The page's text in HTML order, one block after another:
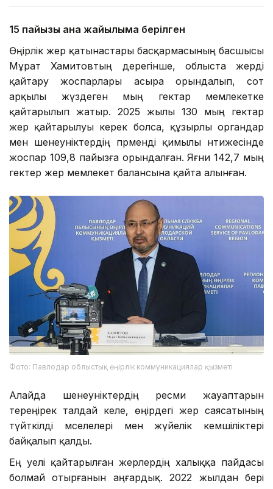
15 пайызы ғана жайылымға берілген
Өңірлік жер қатынастары басқармасының басшысы
Мұрат Хамитовтың дерегінше, облыста жерді
қайтару жоспарлары асыра орындалып, сот
арқылы жүздеген мың гектар мемлекетке
қайтарылып жатыр. 2025 жылы 130 мың гектар
жер қайтарылуы керек болса, құзырлы органдар
мен шенеуніктердің пәрменді қимылы нәтижесінде
жоспар 109,8 пайызға орындалған. Яғни 142,7 мың
гектер жер мемлекет балансына қайта алынған.
Фото: Павлодар облыстық өңірлік коммуникациялар қызметі
Алайда шенеуніктердің ресми жауаптарын
тереңірек талдай келе, өңірдегі жер саясатының
түйткілді мәселелері мен жүйелік кемшіліктері
байқалып қалды.
Ең әуелі қайтарылған жерлердің халыққа пайдасы
болмай отырғанын аңғардық. 2022 жылдан бері